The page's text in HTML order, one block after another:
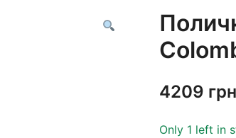
4209 грн
Only 1 left in